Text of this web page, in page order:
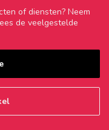
of diensten? Neem
de veelgestelde